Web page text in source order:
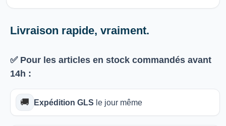
Livraison rapide, vraiment.
✅ Pour les articles en stock commandés avant
14h :
🚚 Expédition GLS le jour même